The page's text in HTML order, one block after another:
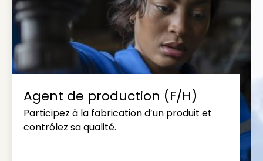
Agent de production (F/H)
Participez à la fabrication d’un produit et
contrôlez sa qualité.